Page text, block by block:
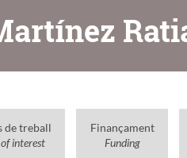
de treball
interest
Finançament
Funding